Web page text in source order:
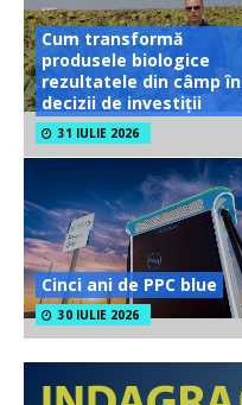
Cum transformă
produsele biologice
rezultatele din câmp în
decizii de investiții
31 IULIE 2026
Cinci ani de PPC blue
30 IULIE 2026